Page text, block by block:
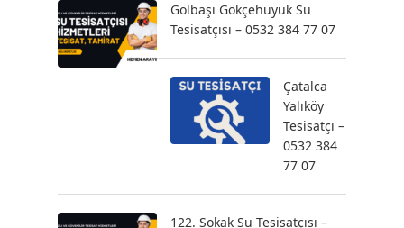
Gölbaşı Gökçehüyük Su
Tesisatçısı – 0532 384 77 07
Çatalca
Yalıköy
Tesisatçı –
0532 384
77 07
122. Sokak Su Tesisatçısı –